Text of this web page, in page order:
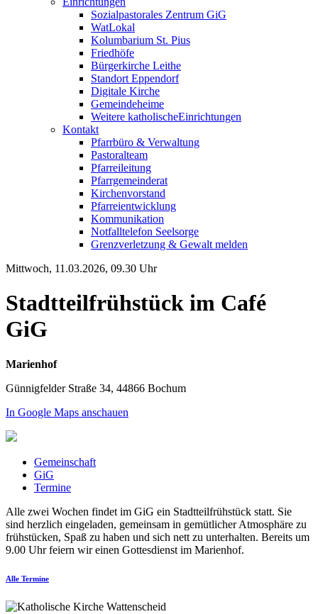
Sozialpastorales Zentrum GiG
WatLokal
Kolumbarium St. Pius
Friedhöfe
Bürgerkirche Leithe
Standort Eppendorf
Digitale Kirche
Gemeindeheime
Weitere katholische­­Einrichtungen
Kontakt
Pfarrbüro & Verwaltung
Pastoralteam
Pfarreileitung
Pfarrgemeinderat
Kirchenvorstand
Pfarreientwicklung
Kommunikation
Notfalltelefon Seelsorge
Grenzverletzung & Gewalt melden
Mittwoch, 11.03.2026, 09.30 Uhr
Stadtteilfrühstück im Café
GiG
Marienhof
Günnigfelder Straße 34, 44866 Bochum
In Google Maps anschauen
Gemeinschaft
GiG
Termine
Alle zwei Wochen findet im GiG ein Stadtteilfrühstück statt. Sie
sind herzlich eingeladen, gemeinsam in gemütlicher Atmosphäre zu
frühstücken, Spaß zu haben und sich nett zu unterhalten. Bereits um
9.00 Uhr feiern wir einen Gottesdienst im Marienhof.
Alle Termine